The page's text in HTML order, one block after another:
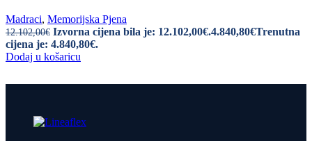
Madraci, Memorijska Pjena
12.102,00€ Izvorna cijena bila je: 12.102,00€.4.840,80€Trenutna
cijena je: 4.840,80€.
Dodaj u košaricu